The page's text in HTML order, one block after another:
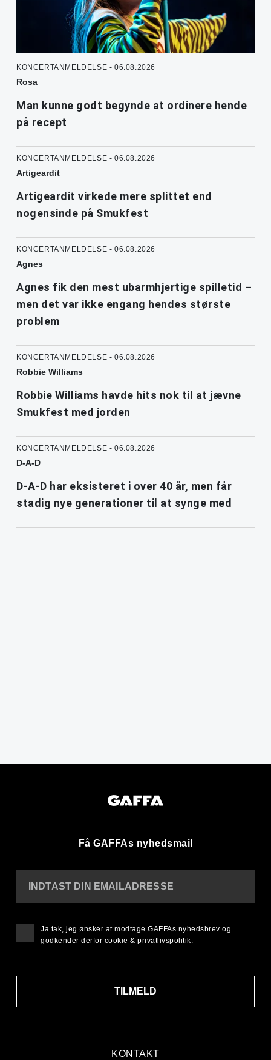
KONCERTANMELDELSE - 06.08.2026
Rosa
Man kunne godt begynde at ordinere hende
på recept
KONCERTANMELDELSE - 06.08.2026
Artigeardit
Artigeardit virkede mere splittet end
nogensinde på Smukfest
KONCERTANMELDELSE - 06.08.2026
Agnes
Agnes fik den mest ubarmhjertige spilletid –
men det var ikke engang hendes største
problem
KONCERTANMELDELSE - 06.08.2026
Robbie Williams
Robbie Williams havde hits nok til at jævne
Smukfest med jorden
KONCERTANMELDELSE - 06.08.2026
D-A-D
D-A-D har eksisteret i over 40 år, men får
stadig nye generationer til at synge med
Få GAFFAs nyhedsmail
KONTAKT
INDTAST DIN EMAILADRESSE
TILMELD
Ja tak, jeg ønsker at modtage GAFFAs nyhedsbrev og
godkender derfor cookie & privatlivspolitik.